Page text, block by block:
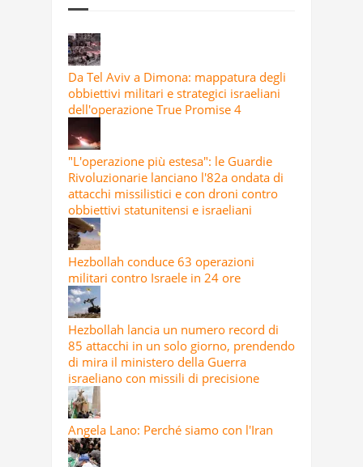
Da Tel Aviv a Dimona: mappatura degli
obbiettivi militari e strategici israeliani
dell'operazione True Promise 4
"L'operazione più estesa": le Guardie
Rivoluzionarie lanciano l'82a ondata di
attacchi missilistici e con droni contro
obbiettivi statunitensi e israeliani
Hezbollah conduce 63 operazioni
militari contro Israele in 24 ore
Hezbollah lancia un numero record di
85 attacchi in un solo giorno, prendendo
di mira il ministero della Guerra
israeliano con missili di precisione
Angela Lano: Perché siamo con l'Iran